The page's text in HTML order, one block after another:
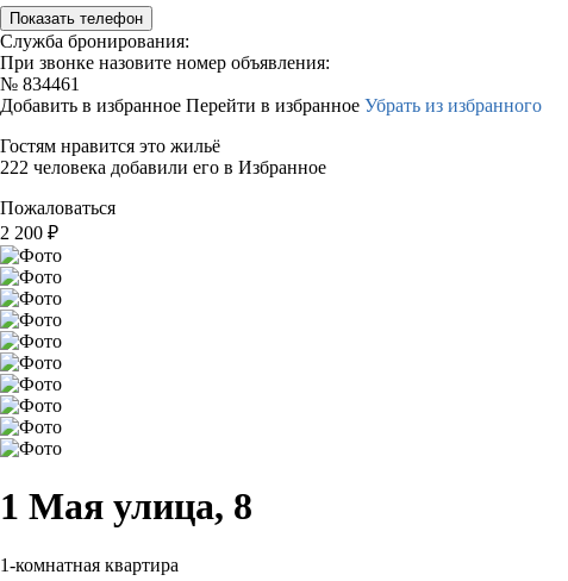
Показать телефон
Служба бронирования:
При звонке назовите номер объявления:
№ 834461
Добавить в избранное Перейти в избранное Убрать из избранного
Гостям нравится это жильё
222 человека добавили его в Избранное
Пожаловаться
2 200 ₽
1 Мая улица, 8
1-комнатная квартира